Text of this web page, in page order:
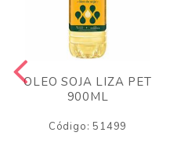
OLEO SOJA LIZA PET
900ML
Código: 51499